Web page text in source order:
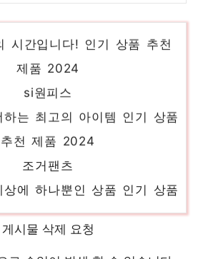
여름트위드자켓
세인트제임스
게시물 삭제 요청